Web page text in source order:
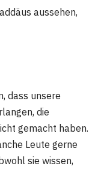
aussehen,
dass unsere
die
gemacht haben.
Leute gerne
sie wissen,